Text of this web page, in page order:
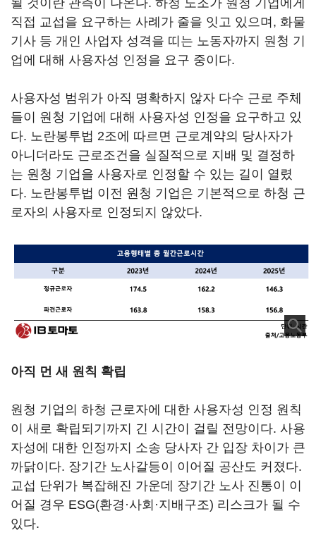
될 것이란 관측이 나온다. 하청 노조가 원청 기업에게
직접 교섭을 요구하는 사례가 줄을 잇고 있으며, 화물
기사 등 개인 사업자 성격을 띠는 노동자까지 원청 기
업에 대해 사용자성 인정을 요구 중이다.
사용자성 범위가 아직 명확하지 않자 다수 근로 주체
들이 원청 기업에 대해 사용자성 인정을 요구하고 있
다. 노란봉투법 2조에 따르면 근로계약의 당사자가
아니더라도 근로조건을 실질적으로 지배 및 결정하
는 원청 기업을 사용자로 인정할 수 있는 길이 열렸
다. 노란봉투법 이전 원청 기업은 기본적으로 하청 근
로자의 사용자로 인정되지 않았다.
아직 먼 새 원칙 확립
원청 기업의 하청 근로자에 대한 사용자성 인정 원칙
이 새로 확립되기까지 긴 시간이 걸릴 전망이다. 사용
자성에 대한 인정까지 소송 당사자 간 입장 차이가 큰
까닭이다. 장기간 노사갈등이 이어질 공산도 커졌다.
교섭 단위가 복잡해진 가운데 장기간 노사 진통이 이
어질 경우 ESG(환경·사회·지배구조) 리스크가 될 수
있다.